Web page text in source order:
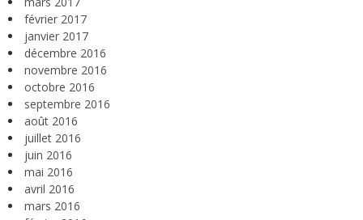
février 2017
janvier 2017
décembre 2016
novembre 2016
octobre 2016
septembre 2016
août 2016
juillet 2016
juin 2016
mai 2016
avril 2016
mars 2016